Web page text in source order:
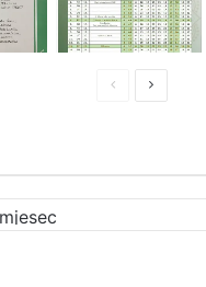
PrethodnaNaredna